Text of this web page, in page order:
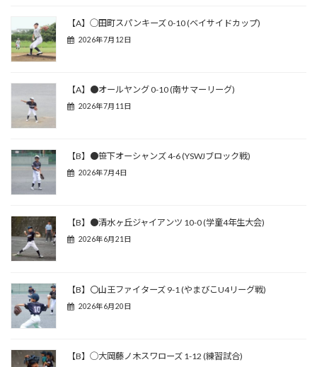
【A】◯田町スパンキーズ 0-10 (ベイサイドカップ)
2026年7月12日
【A】●オールヤング 0-10 (南サマーリーグ)
2026年7月11日
【B】●笹下オーシャンズ 4-6 (YSWJブロック戦)
2026年7月4日
【B】●清水ヶ丘ジャイアンツ 10-0 (学童4年生大会)
2026年6月21日
【B】〇山王ファイターズ 9-1 (やまびこU4リーグ戦)
2026年6月20日
【B】◯大岡藤ノ木スワローズ 1-12 (練習試合)